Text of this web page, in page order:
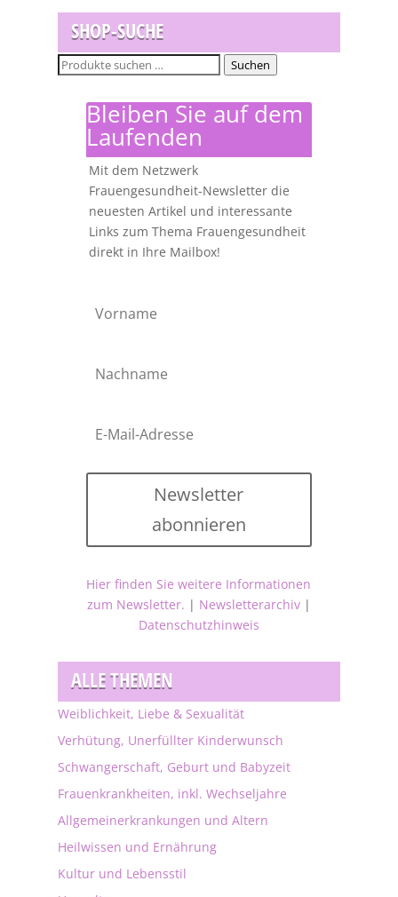
SHOP-SUCHE
Suchen
Suchen
Bleiben Sie auf dem
Laufenden
Mit dem Netzwerk
Frauengesundheit-Newsletter die
neuesten Artikel und interessante
Links zum Thema Frauengesundheit
direkt in Ihre Mailbox!
Newsletter
abonnieren
Hier finden Sie weitere Informationen
zum Newsletter. | Newsletterarchiv|
Datenschutzhinweis
ALLE THEMEN
Weiblichkeit, Liebe & Sexualität
Verhütung, Unerfüllter Kinderwunsch
Schwangerschaft, Geburt und Babyzeit
Frauenkrankheiten, inkl. Wechseljahre
Allgemeinerkrankungen und Altern
Heilwissen und Ernährung
Kultur und Lebensstil